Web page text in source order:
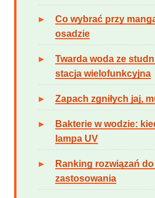
Co wybrać przy
osadzie
Twarda woda ze
stacja wielofunkcyjna
Zapach zgniłych jaj,
Bakterie w wodzie:
lampa UV
Ranking rozwiązań
zastosowania